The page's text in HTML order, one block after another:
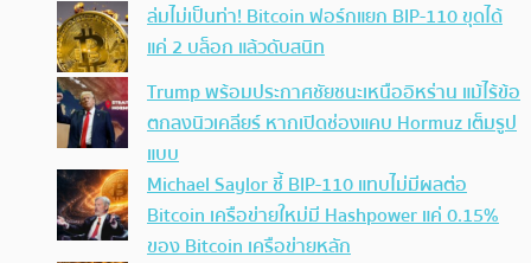
ล่มไม่เป็นท่า! Bitcoin ฟอร์กแยก BIP-110 ขุดได้
แค่ 2 บล็อก แล้วดับสนิท
Trump พร้อมประกาศชัยชนะเหนืออิหร่าน แม้ไร้ข้อ
ตกลงนิวเคลียร์ หากเปิดช่องแคบ Hormuz เต็มรูป
แบบ
Michael Saylor ชี้ BIP-110 แทบไม่มีผลต่อ
Bitcoin เครือข่ายใหม่มี Hashpower แค่ 0.15%
ของ Bitcoin เครือข่ายหลัก